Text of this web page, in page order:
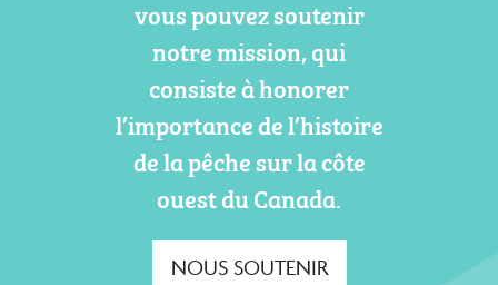
vous pouvez soutenir
notre mission, qui
consiste à honorer
l’importance de l’histoire
de la pêche sur la côte
ouest du Canada.
NOUS SOUTENIR